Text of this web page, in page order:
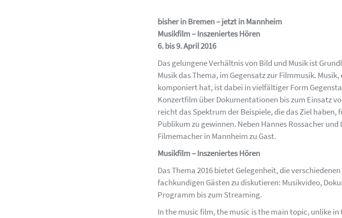
bisher in Bremen – jetzt in Mannheim
Musikfilm – Inszeniertes Hören
6. bis 9. April 2016
Das gelungene Verhältnis von Bild und Musik ist
Musik das Thema, im Gegensatz zur Filmmusik.
komponiert hat, ist dabei in vielfältiger Form
Konzertfilm über Dokumentationen bis zum Einsatz
reicht das Spektrum der Beispiele, die das Ziel haben,
Publikum zu gewinnen. Neben Hannes Rossacher
Filmemacher in Mannheim zu Gast.
Musikfilm – Inszeniertes Hören
Das Thema 2016 bietet Gelegenheit, die
fachkundigen Gästen zu diskutieren: Musikvideo,
Programm bis zum Streaming.
In the music film, the music is the main topic, unlike